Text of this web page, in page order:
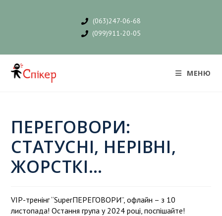
(063)247-06-68
(099)911-20-05
МЕНЮ
ПЕРЕГОВОРИ:
СТАТУСНІ, НЕРІВНІ,
ЖОРСТКІ…
VIP-тренінг “SuperПЕРЕГОВОРИ”, офлайн – з 10
листопада! Остання група у 2024 році, поспішайте!